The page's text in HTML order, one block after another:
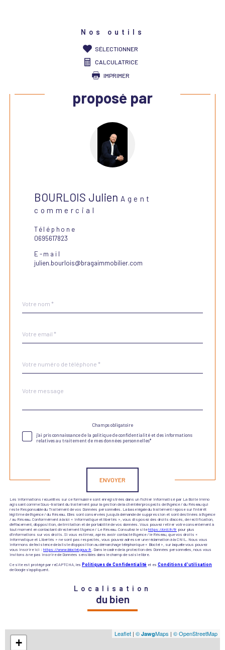
Nos outils
SÉLECTIONNER
CALCULATRICE
IMPRIMER
Ce bien vous est
proposé par
BOURLOIS Julien Agent
commercial
Téléphone
0695617823
E-mail
julien.bourlois@bragaimmobilier.com
par
*
*
*
Fieldset
Message
*
Champs obligatoire
j'ai pris connaissance de la politique de confidentialité et des informations
relatives au traitement de mes données personnelles*
ENVOYER
Les informations recueillies sur ce formulaire sont enregistrées dans un fichier informatisé par La Boite Immo
agissant comme Sous-traitant du traitement pour la gestion de la clientèle/prospects de l'Agence / du Réseau qui
reste Responsable du Traitement de vos Données personnelles. La base légale du traitement repose sur l'intérêt
légitime de l'Agence / du Réseau. Elles sont conservées jusqu'à demande de suppression et sont destinées à l'Agence
/ au Réseau. Conformément à la loi « informatique et libertés », vous disposez des droits d’accès, de rectification,
d’effacement, d’opposition, de limitation et de portabilité de vos données. Vous pouvez retirer votre consentement à
tout moment en contactant directement l’Agence / Le Réseau. Consultez le sitehttps://cnil.fr/fr pour plus
d’informations sur vos droits. Si vous estimez, après avoir contacté l'Agence / le Réseau, que vos droits «
Informatique et Libertés » ne sont pas respectés, vous pouvez adresser une réclamation à la CNIL. Nous vous
informons de l’existence de la liste d'opposition au démarchage téléphonique « Bloctel », sur laquelle vous pouvez
vous inscrire ici : https://www.bloctel.gouv.fr. Dans le cadre de la protection des Données personnelles, nous vous
invitons à ne pas inscrire de Données sensibles dans le champ de saisie libre.
Ce site est protégé par reCAPTCHA, les Politiques de Confidentialité et es Conditions d'utilisation
de Google s'appliquent.
Localisation
du bien
+
Leaflet | © JawgMaps | © OpenStreetMap